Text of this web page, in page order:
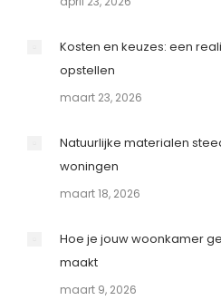
Kosten en keuzes: een
opstellen
maart 23, 2026
Natuurlijke materialen
woningen
maart 18, 2026
Hoe je jouw woonkamer
maakt
maart 9, 2026